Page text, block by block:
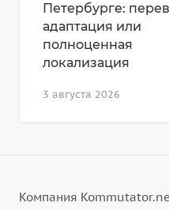
3 августа 2026
Петербурге:
адаптация или
полноценная
локализация
Компания